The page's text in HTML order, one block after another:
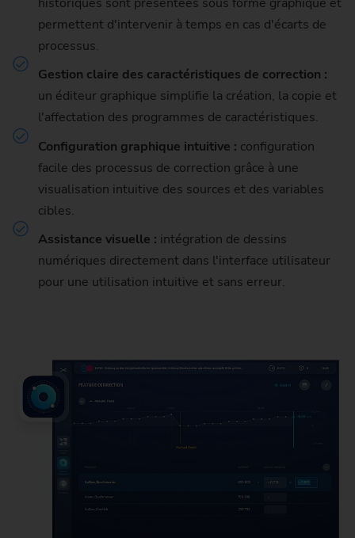
permettent d'intervenir à temps en cas d'écarts de
processus.
Gestion claire des caractéristiques de correction :
un éditeur graphique simplifie la création, la copie et
l'affectation des programmes de caractéristiques.
Configuration graphique intuitive : configuration
facile des processus de correction grâce à une
visualisation intuitive des sources et des variables
cibles.
Assistance visuelle : intégration de dessins
numériques directement dans l'interface utilisateur
pour une utilisation intuitive et sans erreur.